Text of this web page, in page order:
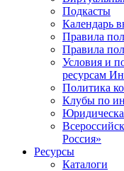
Подкасты
Календарь
Правила
Правила
Условия и
ресурсам
Политика
Клубы по
Россия»
Ресурсы
Каталоги